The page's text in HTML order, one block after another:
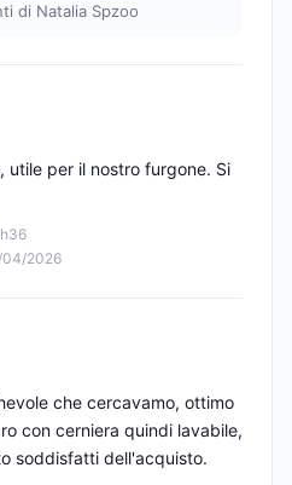
di Natalia Spzoo
04/2026
utile per il nostro furgone. Si
che cercavamo, ottimo
con cerniera quindi lavabile,
soddisfatti dell'acquisto.